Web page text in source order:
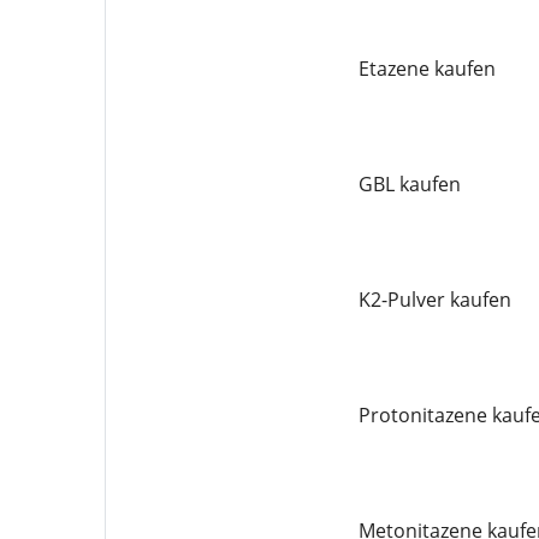
Etazene kaufen
GBL kaufen
K2-Pulver kaufen
Protonitazene
Metonitazene